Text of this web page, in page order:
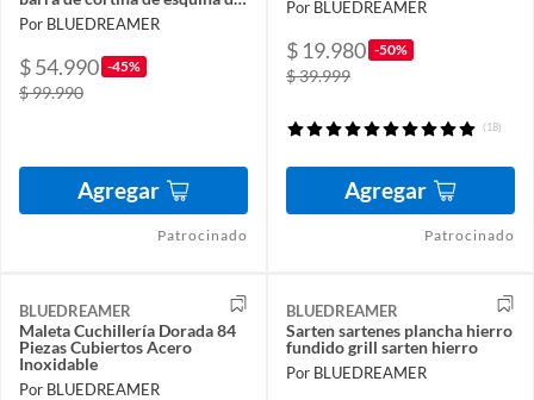
5 pliegues
Por BLUEDREAMER
$ 54.990 -45%
$ 99.990
Agregar
Patrocinado
Por BLUEDREAMER
$ 19.980 -50%
$ 39.999
(18)
Agregar
Patrocinado
BLUEDREAMER
Maleta Cuchillería Dorada 84
Piezas Cubiertos Acero
Inoxidable
Por BLUEDREAMER
BLUEDREAMER
Sarten sartenes plancha hierro
fundido grill sarten hierro
Por BLUEDREAMER